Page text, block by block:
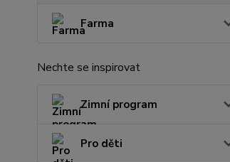
Farma
Nechte se inspirovat
Zimní program
Pro děti